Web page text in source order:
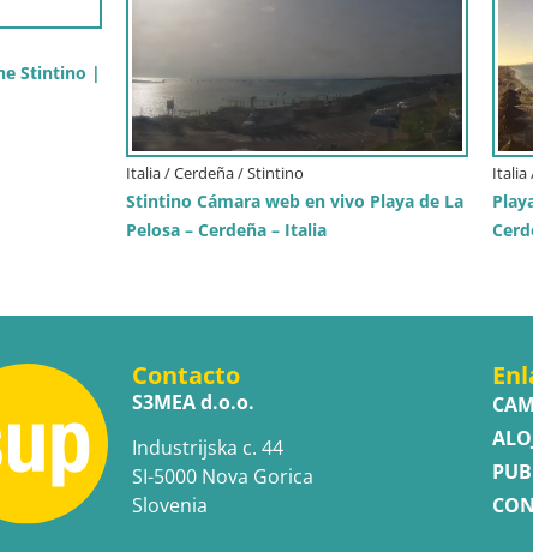
Stintino |
Italia / Cerdeña / Stintino
Stintino Cámara web en vivo Playa de La
Pelosa – Cerdeña – Italia
Italia
Contacto
S3MEA d.o.o.
Industrijska c. 44
SI-5000 Nova Gorica
Slovenia